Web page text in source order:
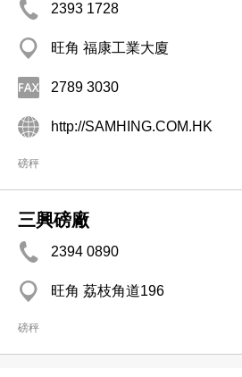
2393 1728
旺角 福康工業大廈
2789 3030
http://SAMHING.COM.HK
磅秤
三興磅廠
2394 0890
旺角 荔枝角道196
磅秤